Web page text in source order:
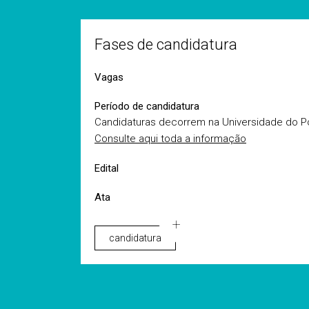
Fases de candidatura
Vagas
Período de candidatura
Candidaturas decorrem na Universidade do
Consulte aqui toda a informação
Edital
Ata
candidatura